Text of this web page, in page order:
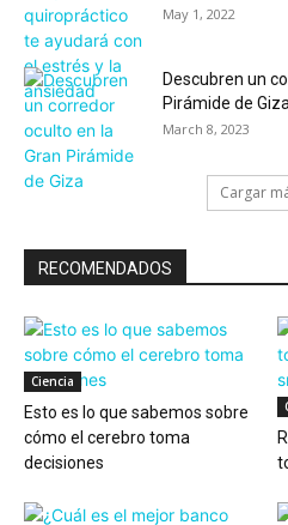
May 1, 2022
Descubren un
Pirámide de
March 8, 2023
Cargar
RECOMENDADOS
Ciencia
Esto es lo que sabemos sobre
cómo el cerebro toma
decisiones